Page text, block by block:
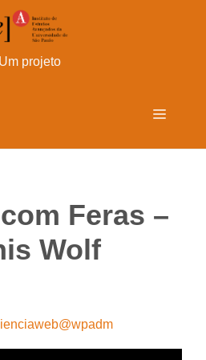
Um projeto
Menu
Feras –
Wolf